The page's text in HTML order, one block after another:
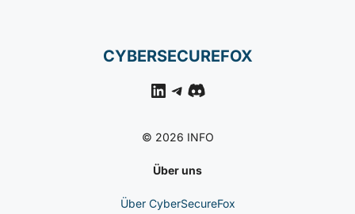
CYBERSECUREFOX
LinkedIn
Telegram
Discord
© 2026 INFO
Über uns
Über CyberSecureFox